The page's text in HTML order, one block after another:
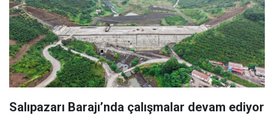
Salıpazarı Barajı’nda çalışmalar devam ediyor